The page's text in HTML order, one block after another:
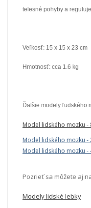
telesné pohyby a
Veľkosť: 15 x 15 x 23 cm
Hmotnosť: cca 1.6 kg
Ďalšie modely ľudského
Model lidského mozku -
Model lidského mozku -
Model lidského mozku -
Pozrieť sa môžete aj
Modely lidské lebky